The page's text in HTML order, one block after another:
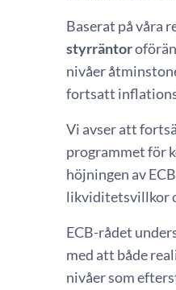
Baserat på våra
styrräntor
nivåer
fortsatt
Vi avser att
programmet för
höjningen av
likviditetsvillkor
ECB-rådet
med att både
nivåer som